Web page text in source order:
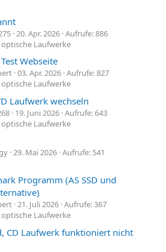
20. Apr. 2026 Aufrufe: 886
Laufwerke
Webseite
03. Apr. 2026 Aufrufe: 827
Laufwerke
Laufwerk wechseln
19. Juni 2026 Aufrufe: 643
Laufwerke
29. Mai 2026 Aufrufe: 541
Programm (AS SSD und
21. Juli 2026 Aufrufe: 367
Laufwerke
CD Laufwerk funktioniert nicht